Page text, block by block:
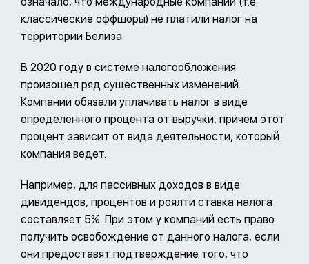
классические оффшоры) не платили налог на
территории Белиза.
В 2020 году в системе налогообложения
произошел ряд существенных изменений.
Компании обязали уплачивать налог в виде
определенного процента от выручки, причем этот
процент зависит от вида деятельности, который
компания ведет.
Например, для пассивных доходов в виде
дивидендов, процентов и роялти ставка налога
составляет 5%. При этом у компаний есть право
получить освобождение от данного налога, если
они предоставят подтверждение того, что